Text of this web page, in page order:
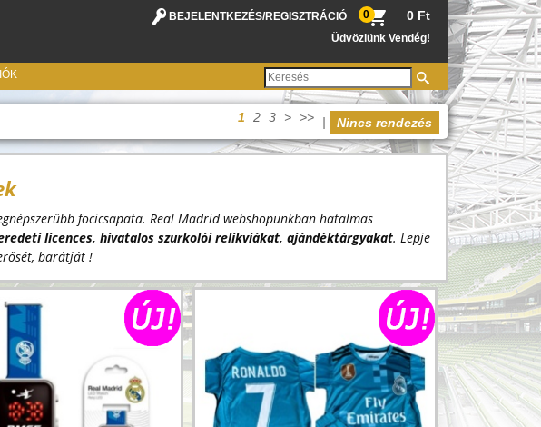
BEJELENTKEZÉS/REGISZTRÁCIÓ 0 0 Ft
Üdvözlünk Vendég!
1 2 3 > >> | Nincs rendezés
focicsapata. Real Madrid webshopunkban hatalmas
licences, hivatalos szurkolói relikviákat, ajándéktárgyakat. Lepje
barátját !